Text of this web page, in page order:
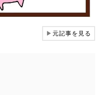
▶元記事を見る